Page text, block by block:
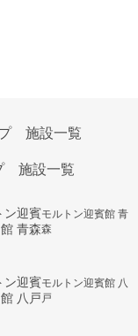
施設一覧
モルトン迎賓館 青
森
モルトン迎賓館 八
戸